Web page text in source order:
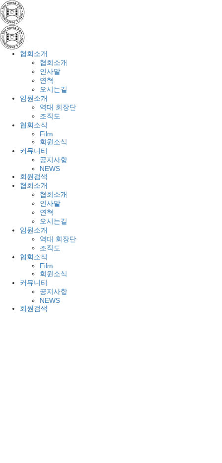
협회소개
협회소개
인사말
연혁
오시는길
임원소개
역대 회장단
조직도
협회소식
Film
회원소식
커뮤니티
공지사항
NEWS
회원검색
협회소개
협회소개
인사말
연혁
오시는길
임원소개
역대 회장단
조직도
협회소식
Film
회원소식
커뮤니티
공지사항
NEWS
회원검색